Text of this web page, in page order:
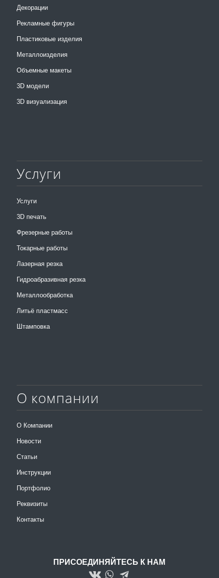
Декорации
Рекламные фигуры
Пластиковые изделия
Металлоизделия
Объемные макеты
3D модели
3D визуализация
Услуги
Услуги
3D печать
Фрезерные работы
Токарные работы
Лазерная резка
Гидроабразивная резка
Металлообработка
Литьё пластмасс
Штамповка
О компании
О Компании
Новости
Статьи
Инструкции
Портфолио
Реквизиты
Контакты
ПРИСОЕДИНЯЙТЕСЬ К НАМ